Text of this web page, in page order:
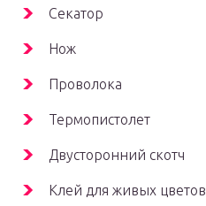
Секатор
Нож
Проволока
Термопистолет
Двусторонний скотч
Клей для живых цветов